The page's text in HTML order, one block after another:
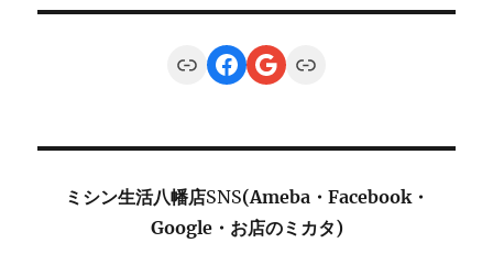
LinkFacebook
Google
Link
ミシン生活八幡店SNS(Ameba・Facebook・
Google・お店のミカタ)